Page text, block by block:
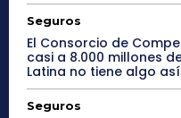
Seguros
El Consorcio de
casi a 8.000 millones
Latina no tiene algo así
Seguros